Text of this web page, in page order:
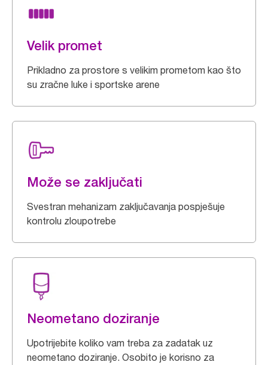
Velik promet
Prikladno za prostore s velikim prometom kao što
su zračne luke i sportske arene
Može se zaključati
Svestran mehanizam zaključavanja pospješuje
kontrolu zloupotrebe
Neometano doziranje
Upotrijebite koliko vam treba za zadatak uz
neometano doziranje. Osobito je korisno za